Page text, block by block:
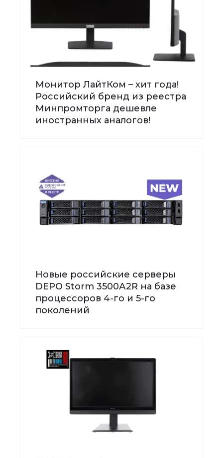
Монитор ЛайтКом – хит года!
Российский бренд из реестра
Минпромторга дешевле
иностранных аналогов!
Новые российские серверы
DEPO Storm 3500А2R на базе
процессоров 4-го и 5-го
поколений